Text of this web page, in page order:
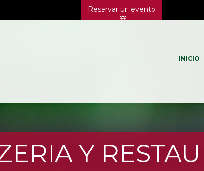
Reservar un evento
INICIO
Y